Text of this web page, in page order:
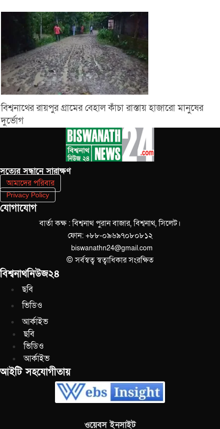
বিশ্বনাথের রায়পুর গ্রামের বেহাল কাঁচা রাস্তায় হাজারো মানুষের
দুর্ভোগ
সত‌্যের সন্ধানে সারাক্ষণ
আমাদের পরিবার
Privacy Policy
যোগাযোগ
বার্তা কক্ষ : বিশ্বনাথ পুরান বাজার, বিশ্বনাথ, সিলেট।
ফোন: +৮৮-০৯৬৯৭০৮০৮১২
biswanathn24@gmail.com
© সর্বস্বত্ব স্বত্বাধিকার সংরক্ষিত
বিশ্বনাথনিউজ২৪
ছবি
ভিডিও
আর্কাইভ
ছবি
ভিডিও
আর্কাইভ
আইটি সহযোগীতায়
ওয়েবস ইনসাইট